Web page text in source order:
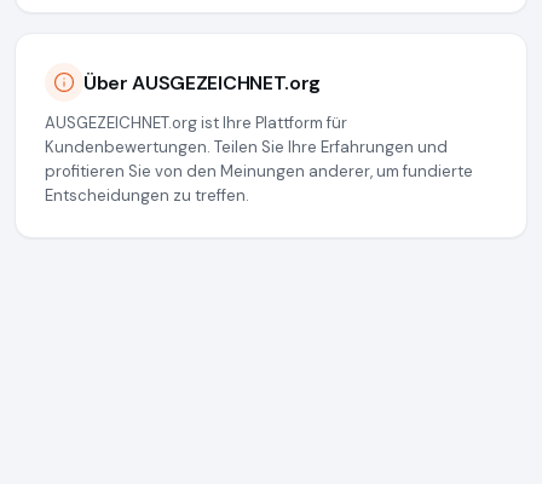
Über AUSGEZEICHNET.org
AUSGEZEICHNET.org ist Ihre Plattform für
Kundenbewertungen. Teilen Sie Ihre Erfahrungen und
profitieren Sie von den Meinungen anderer, um fundierte
Entscheidungen zu treffen.